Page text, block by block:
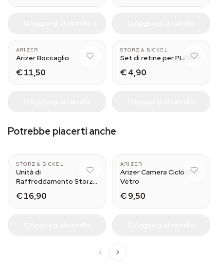
ARIZER
Arizer Boccaglio
€ 11,50
STORZ & BICKEL
Set di retine per PLENTY
€ 4,90
Potrebbe piacerti anche
STORZ & BICKEL
Unità di
Raffreddamento Storz
€ 16,90
ARIZER
Arizer Camera Ciclone in
Vetro
€ 9,50